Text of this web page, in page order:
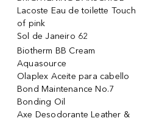
Lacoste Eau de toilette Touch
of pink
Sol de Janeiro 62
Biotherm BB Cream
Aquasource
Olaplex Aceite para cabello
Bond Maintenance No.7
Bonding Oil
Axe Desodorante Leather &